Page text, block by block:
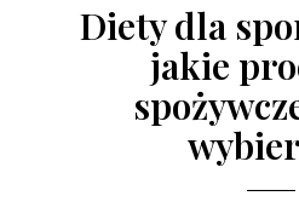
Diety dla
jakie